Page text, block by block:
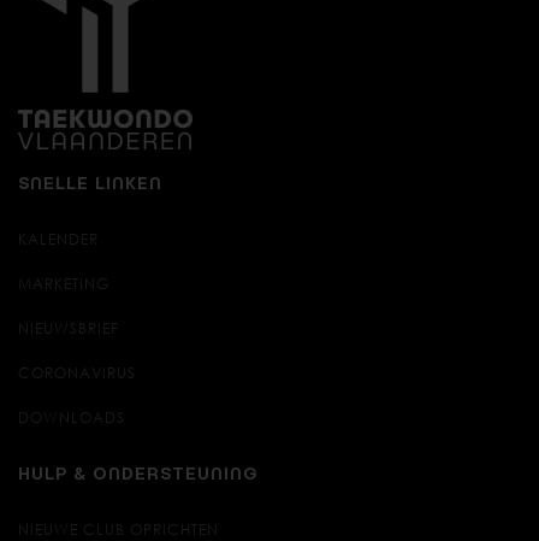
SNELLE LINKEN
KALENDER
MARKETING
NIEUWSBRIEF
CORONAVIRUS
DOWNLOADS
HULP & ONDERSTEUNING
NIEUWE CLUB OPRICHTEN